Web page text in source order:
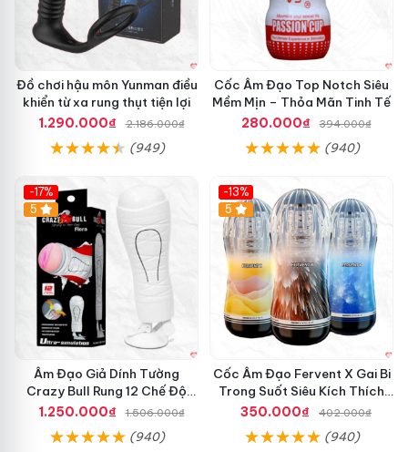
Đồ chơi hậu môn Yunman điều
khiển từ xa rung thụt tiện lợi
1.290.000₫
2.186.000₫
(949)
Cốc Âm Đạo Top Notch Siêu
Mềm Mịn – Thỏa Mãn Tinh Tế
280.000₫
394.000₫
(940)
-17%
5
Âm Đạo Giả Dính Tường
Crazy Bull Rung 12 Chế Độ
Siêu Mạnh
1.250.000₫ 1.506.000₫
(940)
-13%
Hot
5
Cốc Âm Đạo Fervent X Gai Bi
Trong Suốt Siêu Kích Thích
Nam Giới
350.000₫ 402.000₫
(940)